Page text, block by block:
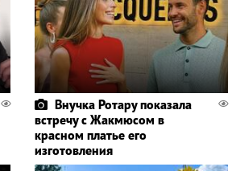
Внучка Ротару показала
встречу с Жакмюсом в
красном платье его
изготовления